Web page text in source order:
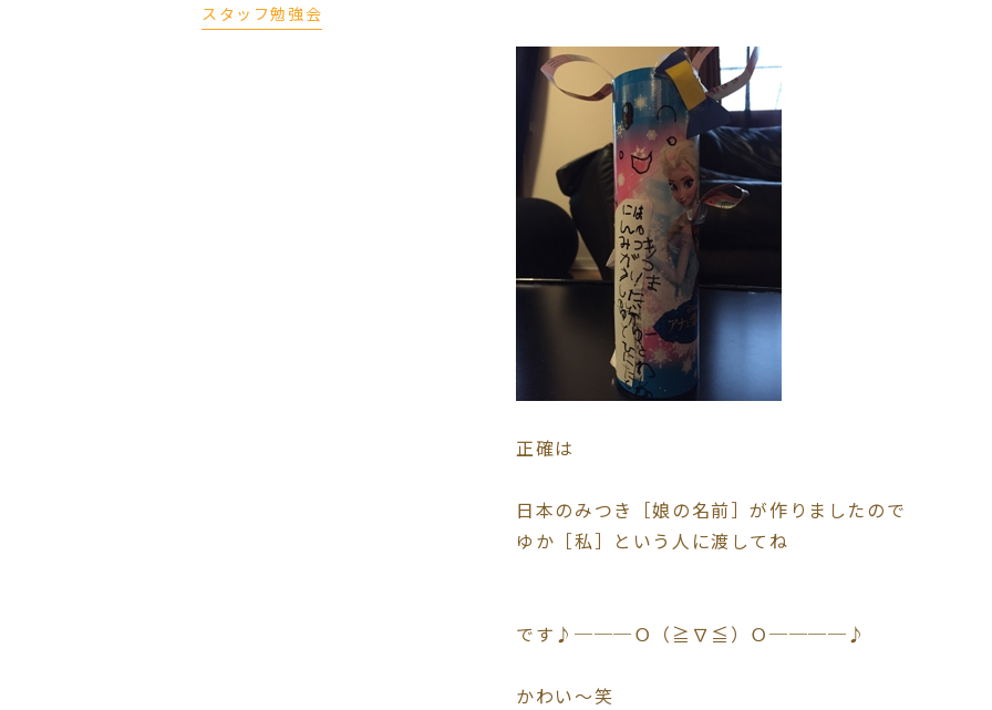
正確は
日本のみつき［娘の名前］が作りましたので
ゆか［私］という人に渡してね
です♪───Ｏ（≧∇≦）Ｏ────♪
かわい～笑
スタッフ勉強会